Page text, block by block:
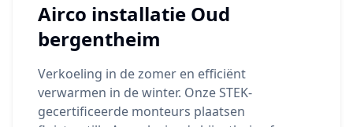
Airco installatie Oud
bergentheim
Verkoeling in de zomer en efficiënt
verwarmen in de winter. Onze STEK-
gecertificeerde monteurs plaatsen